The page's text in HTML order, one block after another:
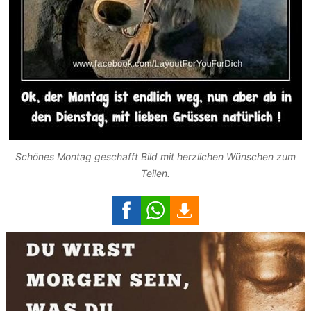
Schönes Montag geschafft Bild mit herzlichen Wünschen zum
Teilen.